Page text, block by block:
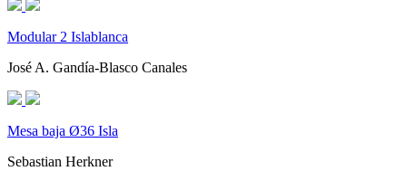
Modular 2 Islablanca
José A. Gandía-Blasco Canales
Mesa baja Ø36 Isla
Sebastian Herkner